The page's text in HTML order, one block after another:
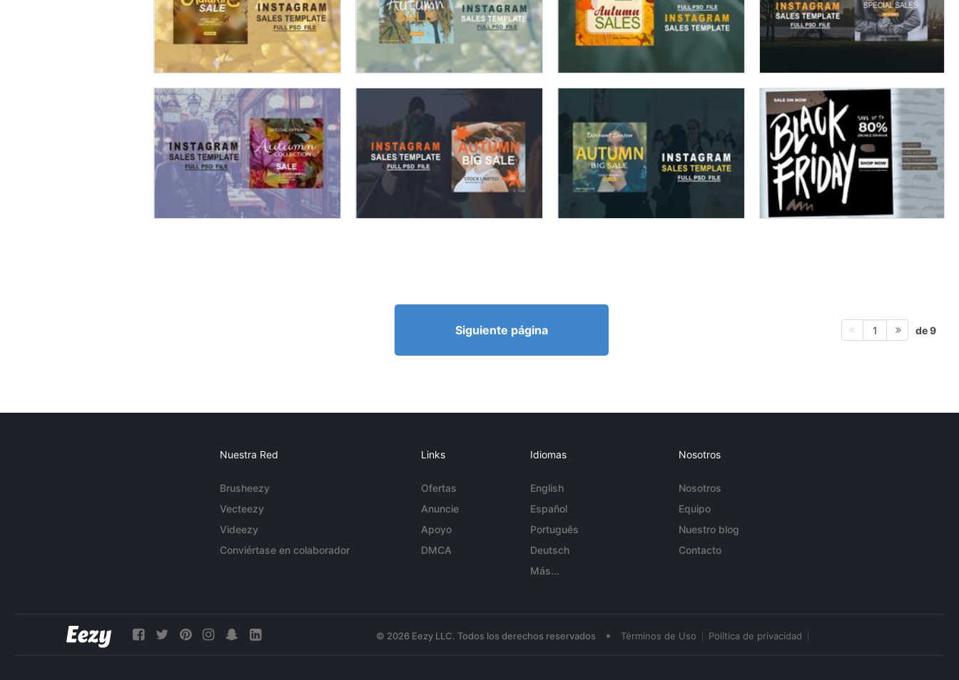
Siguiente página 1 de 9
Nuestra Red
Brusheezy
Vecteezy
Videezy
Conviértase en colaborador
Links
Ofertas
Anuncie
Apoyo
DMCA
Idiomas
English
Español
Português
Deutsch
Más...
Nosotros
Nosotros
Equipo
Nuestro blog
Contacto
© 2026 Eezy LLC. Todos los derechos reservados • Términos de Uso Política de privacidad